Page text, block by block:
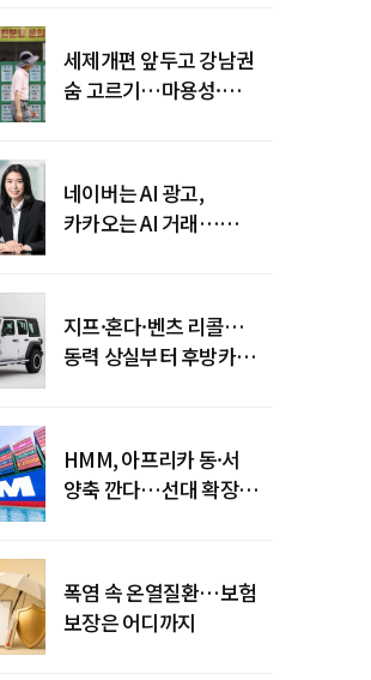
세제개편 앞두고 강남권
숨 고르기…마용성·
네이버는 AI 광고,
카카오는 AI 거래…
지프·혼다·벤츠 리콜…
동력 상실부터 후방카메라
HMM, 아프리카 동·서
양축 깐다…선대 확장
폭염 속 온열질환…보험
보장은 어디까지